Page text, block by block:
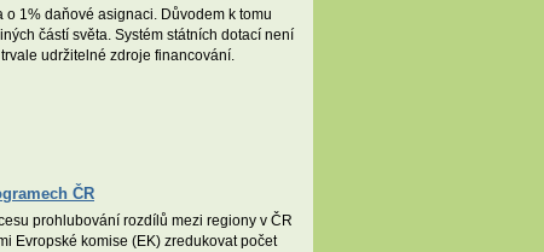
1% daňové asignaci. Důvodem k tomu
částí světa. Systém státních dotací není
udržitelné zdroje financování.
ČR
prohlubování rozdílů mezi regiony v ČR
Evropské komise (EK) zredukovat počet